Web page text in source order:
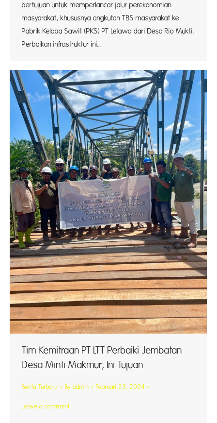
bertujuan untuk memperlancar jalur perekonomian
masyarakat, khususnya angkutan TBS masyarakat ke
Pabrik Kelapa Sawit (PKS) PT Letawa dari Desa Rio Mukti.
Perbaikan infrastruktur ini…
Tim Kemitraan PT LTT Perbaiki Jembatan
Desa Minti Makmur, Ini Tujuan
Berita Terbaru By admin Februari 23, 2024
Leave a comment